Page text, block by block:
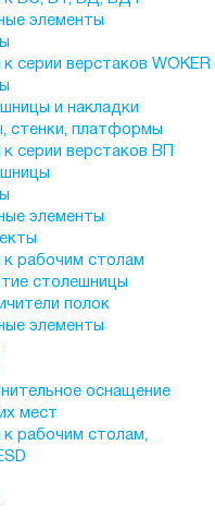
элементы
серии верстаков WOKER
и накладки
стенки, платформы
серии верстаков ВП
элементы
к рабочим столам
столешницы
полок
элементы
оснащение
мест
рабочим столам,